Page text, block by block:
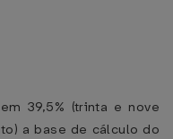
39,5% (trinta e nove
a base de cálculo do